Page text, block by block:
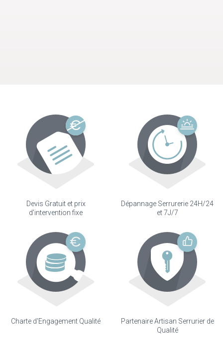
Devis Gratuit et prix
d'intervention fixe
Dépannage Serrurerie 24H/24
et 7J/7
Charte d'Engagement Qualité
Partenaire Artisan Serrurier de
Qualité